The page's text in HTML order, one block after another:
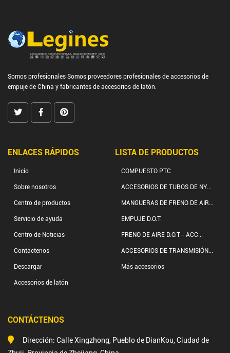
Somos profesionales Somos proveedores profesionales de accesorios de
empuje de China y fabricantes de accesorios de latón.
ENLACES RÁPIDOS
Inicio
Sobre nosotros
Centro de productos
Servicio de ayuda
Centro de Noticias
Contáctenos
Descargar
Accesorios de latón
LISTA DE PRODUCTOS
COMPUESTO PTC
ACCESORIOS DE TUBOS DE NY...
MANGUERAS DE FRENO DE AIR...
EMPUJE D.O.T.
FRENO DE AIRE D.O.T - ACC...
ACCESORIOS DE TRANSMISIÓN...
Más accesorios
CONTÁCTENOS
Dirección: Calle Xingzhong, Pueblo de DianKou, Ciudad de